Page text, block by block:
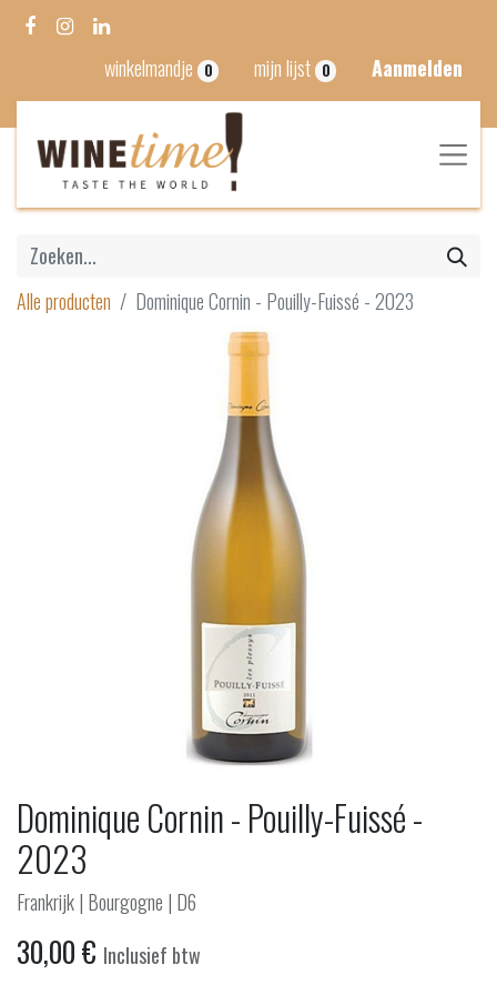
winkelmandje 0 mijn lijst 0 Aanmelden
Alle producten Dominique Cornin - Pouilly-Fuissé - 2023
Dominique Cornin - Pouilly-Fuissé -
2023
Frankrijk | Bourgogne | D6
30,00€ Inclusief btw